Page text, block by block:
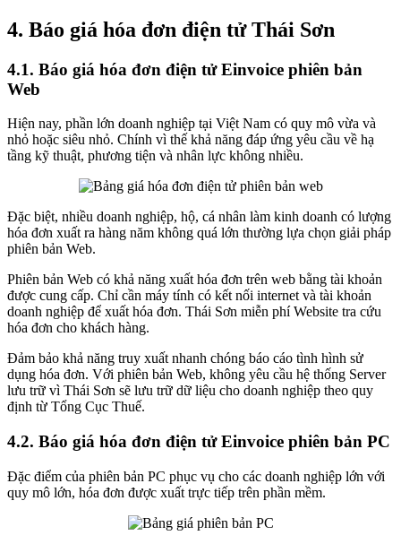
4. Báo giá hóa đơn điện tử Thái Sơn
4.1. Báo giá hóa đơn điện tử Einvoice phiên bản
Web
Hiện nay, phần lớn doanh nghiệp tại Việt Nam có quy mô vừa và
nhỏ hoặc siêu nhỏ. Chính vì thế khả năng đáp ứng yêu cầu về hạ
tầng kỹ thuật, phương tiện và nhân lực không nhiều.
Đặc biệt, nhiều doanh nghiệp, hộ, cá nhân làm kinh doanh có lượng
hóa đơn xuất ra hàng năm không quá lớn thường lựa chọn giải pháp
phiên bản Web.
Phiên bản Web có khả năng xuất hóa đơn trên web bằng tài khoản
được cung cấp. Chỉ cần máy tính có kết nối internet và tài khoản
doanh nghiệp để xuất hóa đơn. Thái Sơn miễn phí Website tra cứu
hóa đơn cho khách hàng.
Đảm bảo khả năng truy xuất nhanh chóng báo cáo tình hình sử
dụng hóa đơn. Với phiên bản Web, không yêu cầu hệ thống Server
lưu trữ vì Thái Sơn sẽ lưu trữ dữ liệu cho doanh nghiệp theo quy
định từ Tổng Cục Thuế.
4.2. Báo giá hóa đơn điện tử Einvoice phiên bản PC
Đặc điểm của phiên bản PC phục vụ cho các doanh nghiệp lớn với
quy mô lớn, hóa đơn được xuất trực tiếp trên phần mềm.